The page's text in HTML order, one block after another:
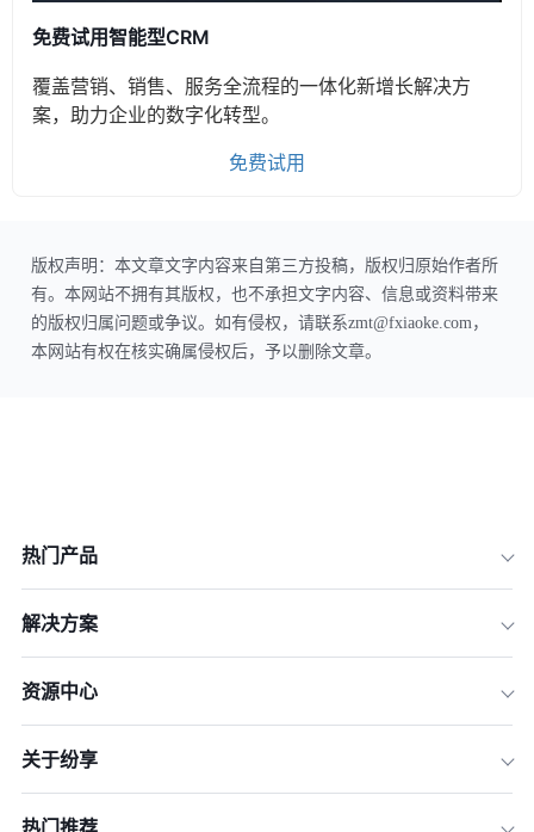
免费试用智能型CRM
覆盖营销、销售、服务全流程的一体化新增长解决方
案，助力企业的数字化转型。
免费试用
版权声明：本文章文字内容来自第三方投稿，版权归原始作者所
有。本网站不拥有其版权，也不承担文字内容、信息或资料带来
的版权归属问题或争议。如有侵权，请联系zmt@fxiaoke.com，
本网站有权在核实确属侵权后，予以删除文章。
热门产品
解决方案
资源中心
关于纷享